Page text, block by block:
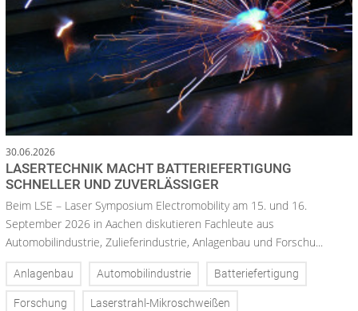
30.06.2026
LASERTECHNIK MACHT BATTERIEFERTIGUNG
SCHNELLER UND ZUVERLÄSSIGER
Beim LSE – Laser Symposium Electromobility am 15. und 16.
September 2026 in Aachen diskutieren Fachleute aus
Automobilindustrie, Zulieferindustrie, Anlagenbau und Forschu...
Anlagenbau Automobilindustrie Batteriefertigung
Forschung Laserstrahl-Mikroschweißen